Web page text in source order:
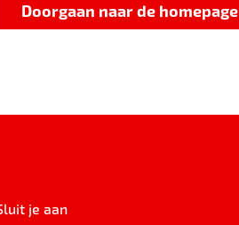
Doorgaan naar de homepage
je aan